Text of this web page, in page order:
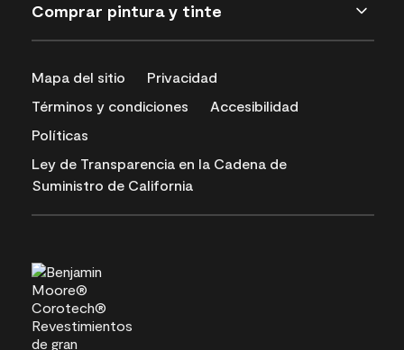
Comprar pintura y tinte
Mapa del sitio
Privacidad
Términos y condiciones
Accesibilidad
Políticas
Ley de Transparencia en la Cadena de
Suministro de California